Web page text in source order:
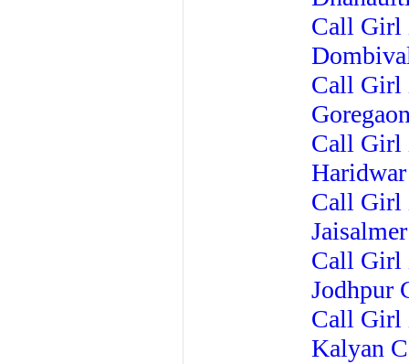
Call Girl
Call Girl
Call Girl
Call Girl
Call Girl
Jodhpur
Call Girl
Kalyan